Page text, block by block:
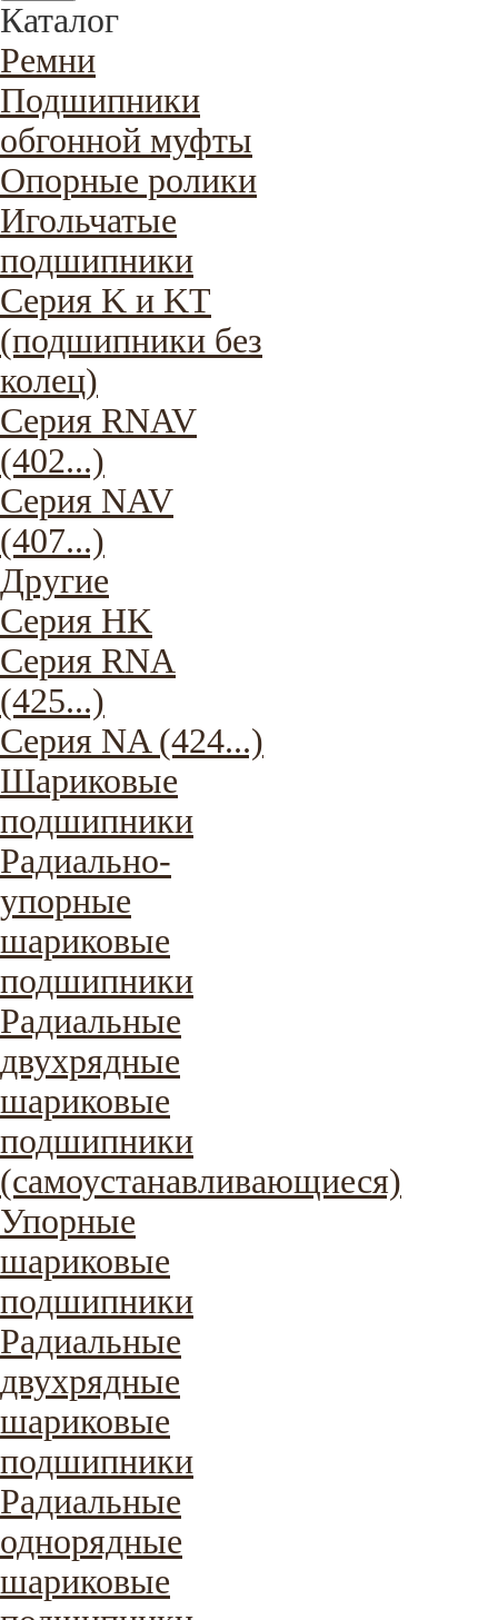
Каталог
Ремни
Подшипники
обгонной муфты
Опорные ролики
Игольчатые
подшипники
Серия K и KT
(подшипники без
колец)
Серия RNAV
(402...)
Серия NAV
(407...)
Другие
Серия HK
Серия RNA
(425...)
Серия NA (424...)
Шариковые
подшипники
Радиально-
упорные
шариковые
подшипники
Радиальные
двухрядные
шариковые
подшипники
(самоустанавливающиеся)
Упорные
шариковые
подшипники
Радиальные
двухрядные
шариковые
подшипники
Радиальные
однорядные
шариковые